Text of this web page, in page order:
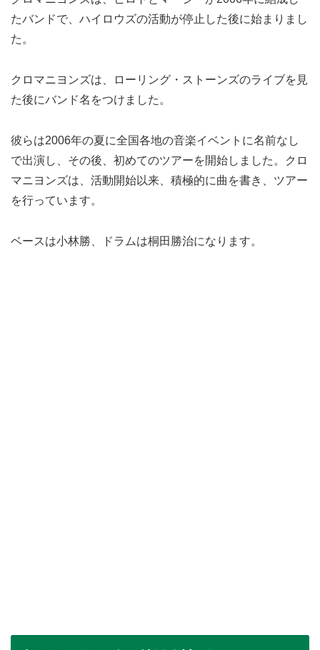
たバンドで、ハイロウズの活動が停止した後に始まりまし
た。
クロマニヨンズは、ローリング・ストーンズのライブを見
た後にバンド名をつけました。
彼らは2006年の夏に全国各地の音楽イベントに名前なし
で出演し、その後、初めてのツアーを開始しました。クロ
マニヨンズは、活動開始以来、積極的に曲を書き、ツアー
を行っています。
ベースは小林勝、ドラムは桐田勝治になります。